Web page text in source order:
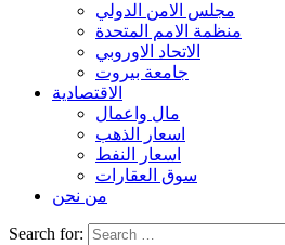
مجلس الامن الدولي
منظمة الامم المتحدة
الاتحاد الاوروبي
جامعة بيروت
الاقتصادية
مال واعمال
اسعار الذهب
اسعار النفط
سوق العقارات
من نحن
Search for: